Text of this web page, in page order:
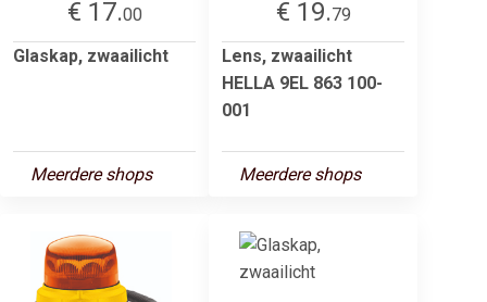
€ 17.00
Glaskap, zwaailicht
Meerdere shops
€ 19.79
Lens, zwaailicht
HELLA 9EL 863 100-
001
Meerdere shops